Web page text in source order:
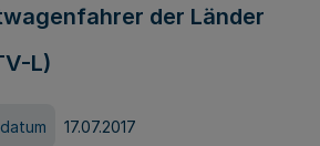
der Länder
L)
17.07.2017